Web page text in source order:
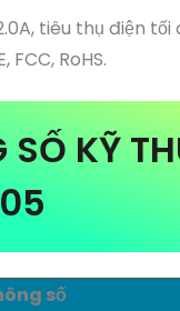
tiêu thụ điện tối
RoHS.
SỐ KỸ
số